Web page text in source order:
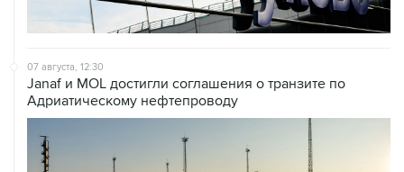
07 августа, 12:30
Janaf и MOL достигли соглашения о транзите по
Адриатическому нефтепроводу